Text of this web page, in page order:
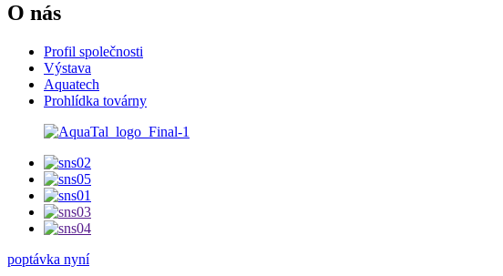
O nás
Profil společnosti
Výstava
Aquatech
Prohlídka továrny
poptávka nyní